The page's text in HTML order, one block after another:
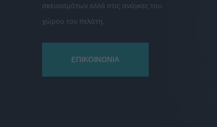
σκευασμάτων αλλά στις ανάγκες του
χώρου του πελάτη.
ΕΠΙΚΟΙΝΩΝΙΑ